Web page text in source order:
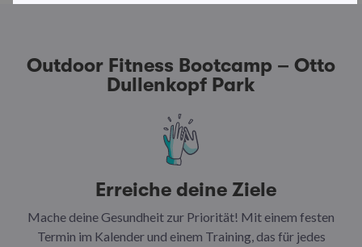
Outdoor Fitness Bootcamp – Otto
Dullenkopf Park
Erreiche deine Ziele
Mache deine Gesundheit zur Priorität! Mit einem festen
Termin im Kalender und einem Training, das für jedes